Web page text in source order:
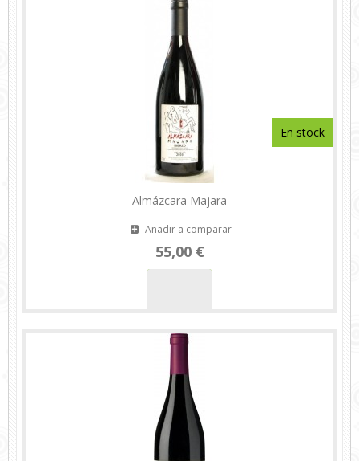
Almázcara Majara
Añadir a comparar
55,00 €
En stock